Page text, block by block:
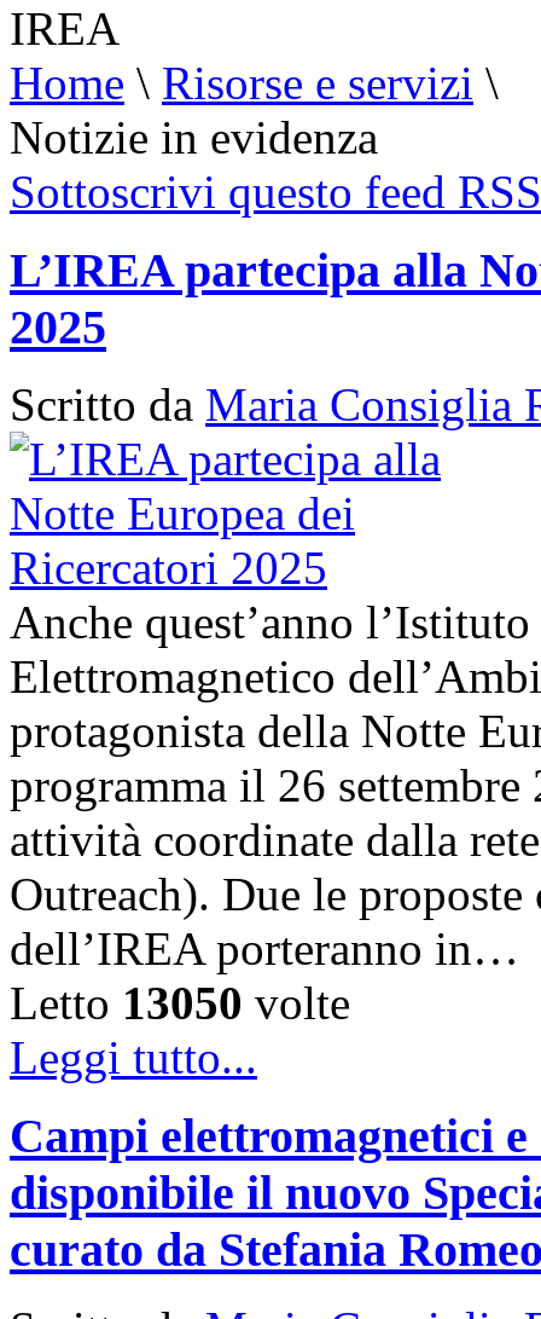
Home \ Risorse e servizi \
Notizie in evidenza
Sottoscrivi questo feed RSS
L’IREA partecipa alla
2025
Scritto da Maria Consiglia
Anche quest’anno
Elettromagnetico
protagonista della Notte
programma il 26
attività coordinate dalla
Outreach). Due le
dell’IREA porteranno in…
Letto 13050 volte
Leggi tutto...
Campi elettromagnetici
disponibile il nuovo
curato da Stefania